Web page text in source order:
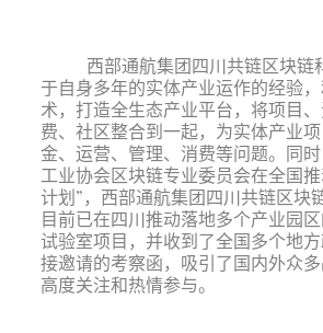
西部通航集团四川共链区块链
于自身多年的实体产业运作的经验
术，打造全生态产业平台，将项目
费、社区整合到一起，为实体产业
金、运营、管理、消费等问题。同
工业协会区块链专业委员会在全国
计划”，西部通航集团四川共链区块
目前已在四川推动落地多个产业园
试验室项目，并收到了全国多个地
接邀请的考察函，吸引了国内外众
高度关注和热情参与。